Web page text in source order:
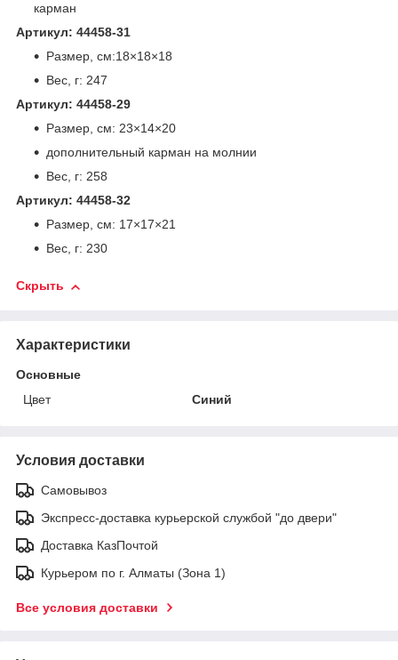
карман
Артикул: 44458-31
Размер, см:18×18×18
Вес, г: 247
Артикул: 44458-29
Размер, см: 23×14×20
дополнительный карман на молнии
Вес, г: 258
Артикул: 44458-32
Размер, см: 17×17×21
Вес, г: 230
Скрыть
Характеристики
Основные
Цвет
Синий
Условия доставки
Самовывоз
Экспресс-доставка курьерской службой "до двери"
Доставка КазПочтой
Курьером по г. Алматы (Зона 1)
Все условия доставки